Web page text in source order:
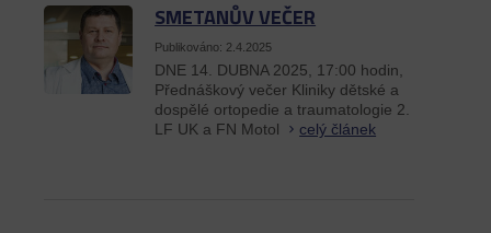
SMETANŮV VEČER
Publikováno: 2.4.2025
DNE 14. DUBNA 2025, 17:00 hodin,
Přednáškový večer Kliniky dětské a
dospělé ortopedie a traumatologie 2.
LF UK a FN Motol
celý článek